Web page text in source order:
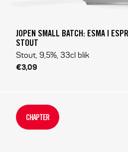
JOPEN SMALL BATCH: ESMA |
STOUT
Stout, 9,5%, 33cl blik
€3,09
CHAPTER